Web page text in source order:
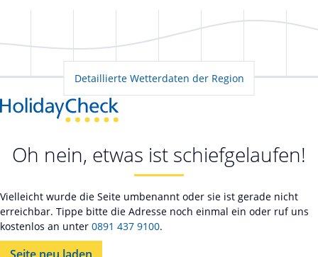
Detaillierte Wetterdaten der Region
Oh nein, etwas ist schiefgelaufen!
Vielleicht wurde die Seite umbenannt oder sie ist gerade nicht
erreichbar. Tippe bitte die Adresse noch einmal ein oder ruf uns
kostenlos an unter 0891 437 9100.